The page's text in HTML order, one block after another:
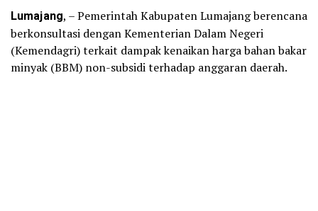
Lumajang, – Pemerintah Kabupaten Lumajang berencana
berkonsultasi dengan Kementerian Dalam Negeri
(Kemendagri) terkait dampak kenaikan harga bahan bakar
minyak (BBM) non-subsidi terhadap anggaran daerah.